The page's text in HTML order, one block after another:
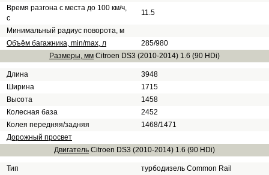
Время разгона с места до 100 км/ч,
с
11.5
Минимальный радиус поворота, м
Объём багажника, min/max, л
285/980
Размеры, мм Citroen DS3 (2010-2014) 1.6 (90 HDi)
Длина
3948
Ширина
1715
Высота
1458
Колесная база
2452
Колея передняя/задняя
1468/1471
Дорожный просвет
Двигатель Citroen DS3 (2010-2014) 1.6 (90 HDi)
Тип
турбодизель Common Rail